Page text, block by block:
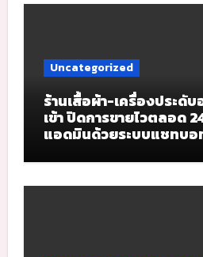
Uncategorized
ร้านเสื้อผ้า-เครื่องประดั
เข้า ปิดการขายไวตลอด
แอดมินด้วยระบบแชทบอ